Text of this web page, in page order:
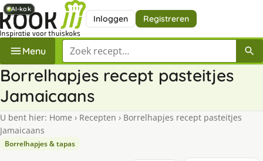
Inloggen Registreren
Menu Zoek een recept
Borrelhapjes recept pasteitjes
Jamaicaans
U bent hier: Home › Recepten › Borrelhapjes recept pasteitjes
Jamaicaans
Borrelhapjes & tapas
AI-kok
AI-kok
AI-kok
AI-kok
AI-kok